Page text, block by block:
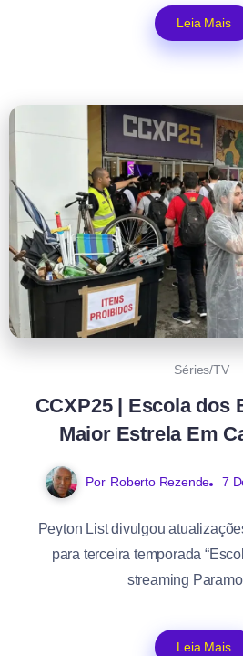
Leia Mais
Séries/TV
CCXP25 | Escola dos
Maior Estrela Em
Por Roberto Rezende 7
Peyton List divulgou
para terceira temporada
streaming
Leia Mais